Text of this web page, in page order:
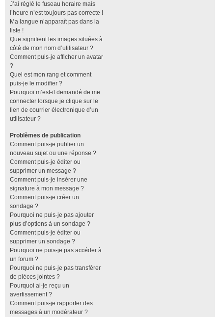
J’ai réglé le fuseau horaire mais
l’heure n’est toujours pas correcte !
Ma langue n’apparaît pas dans la
liste !
Que signifient les images situées à
côté de mon nom d’utilisateur ?
Comment puis-je afficher un avatar
?
Quel est mon rang et comment
puis-je le modifier ?
Pourquoi m’est-il demandé de me
connecter lorsque je clique sur le
lien de courrier électronique d’un
utilisateur ?
Problèmes de publication
Comment puis-je publier un
nouveau sujet ou une réponse ?
Comment puis-je éditer ou
supprimer un message ?
Comment puis-je insérer une
signature à mon message ?
Comment puis-je créer un
sondage ?
Pourquoi ne puis-je pas ajouter
plus d’options à un sondage ?
Comment puis-je éditer ou
supprimer un sondage ?
Pourquoi ne puis-je pas accéder à
un forum ?
Pourquoi ne puis-je pas transférer
de pièces jointes ?
Pourquoi ai-je reçu un
avertissement ?
Comment puis-je rapporter des
messages à un modérateur ?